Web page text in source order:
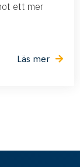
ett mer
Läs mer